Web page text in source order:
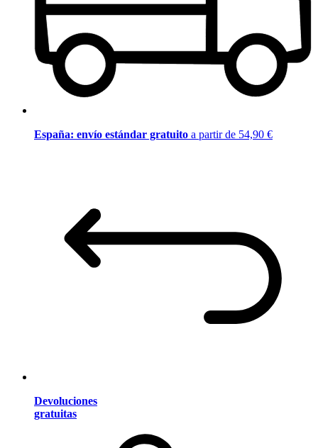
España: envío estándar gratuito a partir de 54,90 €
Devoluciones
gratuitas